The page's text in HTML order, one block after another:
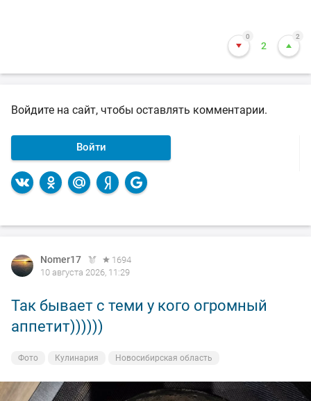
0
2
2
Войдите на сайт, чтобы оставлять комментарии.
Войти
Nomer17
1694
10 августа 2026, 11:29
Так бывает с теми у кого огромный
аппетит))))))
Фото Кулинария Новосибирская область